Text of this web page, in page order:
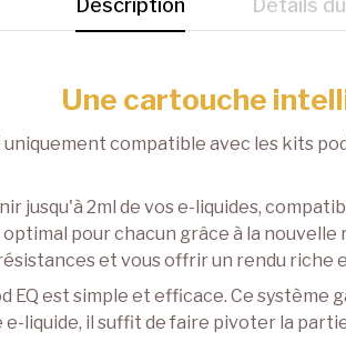
Description Détails
Une cartouche
compatible avec les kits
jusqu'à 2ml de vos e-liquides,
pour chacun grâce à la
et vous offrir un rendu riche
EQ est simple et efficace. Ce
liquide, il suffit de faire pivoter la